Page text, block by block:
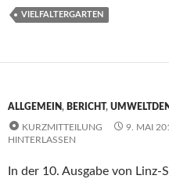
VIELFALTERGARTEN
ALLGEMEIN, BERICHT,
KURZMITTEILUNG 9. MAI
HINTERLASSEN
In der 10. Ausgabe von